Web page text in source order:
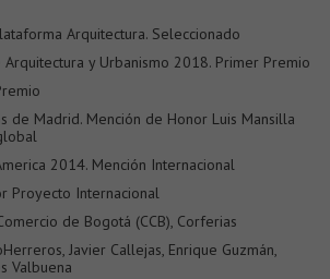
Arquitectura. Seleccionado
y Urbanismo 2018. Primer Premio
de Madrid. Mención de Honor Luis Mansilla
2014. Mención Internacional
Proyecto Internacional
de Bogotá (CCB), Corferias
Javier Callejas, Enrique Guzmán,
Valbuena